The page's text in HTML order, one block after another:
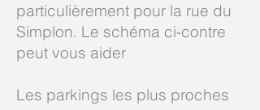
particulièrement pour la rue du
Simplon. Le schéma ci-contre
peut vous aider
Les parkings les plus proches